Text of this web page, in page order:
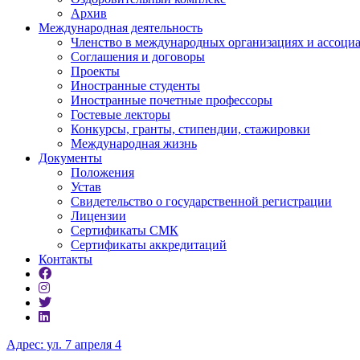
Архив
Международная деятельность
Членство в международных организациях и
Соглашения и договоры
Проекты
Иностранные студенты
Иностранные почетные профессоры
Гостевые лекторы
Конкурсы, гранты, стипендии, стажировки
Международная жизнь
Документы
Положения
Устав
Свидетельство о государственной регистрации
Лицензии
Сертификаты СМК
Сертификаты аккредитаций
Контакты
Адрес: ул. 7 апреля 4